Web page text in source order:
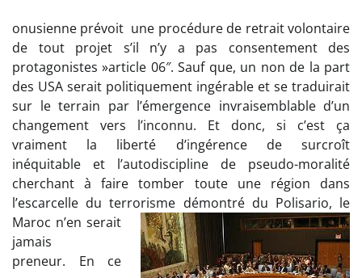
onusienne prévoit une procédure de retrait volontaire
de tout projet s’il n’y a pas consentement des
protagonistes »article 06″. Sauf que, un non de la part
des USA serait politiquement ingérable et se traduirait
sur le terrain par l’émergence invraisemblable d’un
changement vers l’inconnu. Et donc, si c’est ça
vraiment la liberté d’ingérence de surcroît
inéquitable et l’autodiscipline de pseudo-moralité
cherchant à faire tomber toute une région dans
l’escarcelle du terrorisme démontré du Polisario, le
Maroc n’en serait
jamais
preneur. En ce